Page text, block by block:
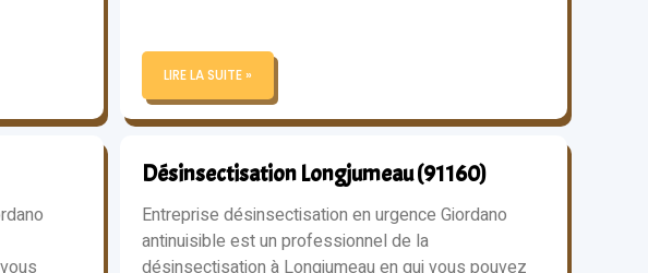
LIRE LA SUITE »
Désinsectisation Longjumeau (91160)
Entreprise désinsectisation en urgence Giordano
antinuisible est un professionnel de la